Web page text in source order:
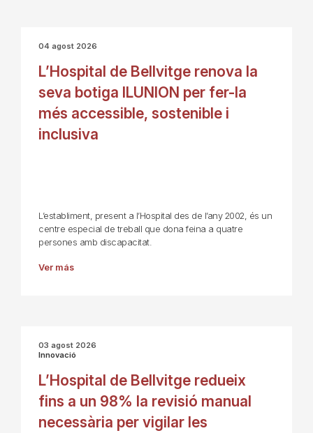
04 agost 2026
L’Hospital de Bellvitge renova la
seva botiga ILUNION per fer-la
més accessible, sostenible i
inclusiva
L’establiment, present a l’Hospital des de l’any 2002, és un
centre especial de treball que dona feina a quatre
persones amb discapacitat.
Ver más
03 agost 2026
Innovació
L’Hospital de Bellvitge redueix
fins a un 98% la revisió manual
necessària per vigilar les